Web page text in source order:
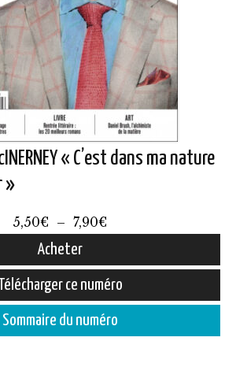
« C’est dans ma nature
»
5,50€ – 7,90€
prix :
5,50€
à
7,90€
Acheter
ce numéro
Sommaire du numéro